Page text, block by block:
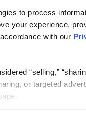
to process
your experience,
with our
“selling,”
or targeted